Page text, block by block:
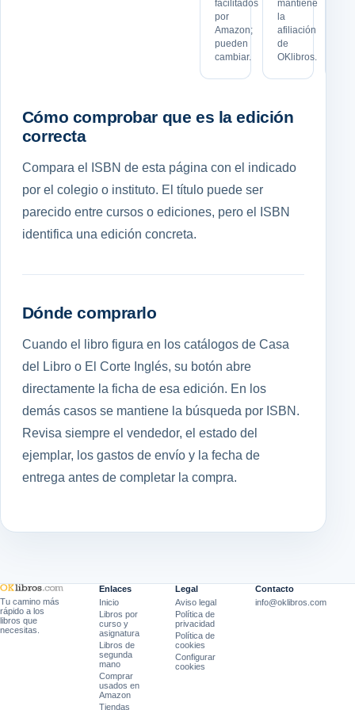
facilitados
por
Amazon;
pueden
cambiar.
mantiene
la
afiliación
de
OKlibros.
Cómo comprobar que es la edición
correcta
Compara el ISBN de esta página con el indicado
por el colegio o instituto. El título puede ser
parecido entre cursos o ediciones, pero el ISBN
identifica una edición concreta.
Dónde comprarlo
Cuando el libro figura en los catálogos de Casa
del Libro o El Corte Inglés, su botón abre
directamente la ficha de esa edición. En los
demás casos se mantiene la búsqueda por ISBN.
Revisa siempre el vendedor, el estado del
ejemplar, los gastos de envío y la fecha de
entrega antes de completar la compra.
Tu camino más
rápido a los
libros que
necesitas.
Enlaces
Inicio
Libros por
curso y
asignatura
Libros de
segunda
mano
Comprar
usados en
Amazon
Tiendas
Legal
Aviso legal
Política de
privacidad
Política de
cookies
Configurar
cookies
Contacto
info@oklibros.com